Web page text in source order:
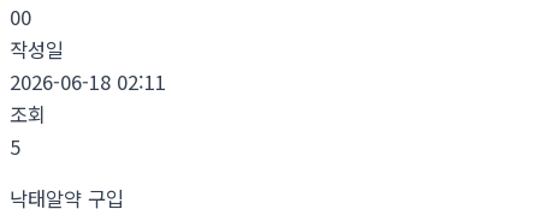
00
작성일
2026-06-18 02:11
조회
5
낙­태알약 구입